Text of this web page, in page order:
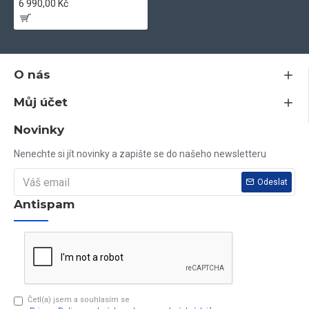
6 990,00 Kč
O nás
Můj účet
Novinky
Nenechte si jít novinky a zapište se do našeho newsletteru
Odeslat
Antispam
Četl(a) jsem a souhlasím se